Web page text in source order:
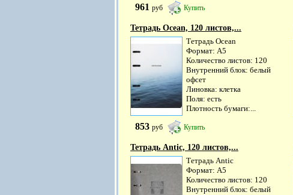
961 руб Купить
Тетрадь Ocean, 120 листов,...
Тетрадь Ocean
Формат: А5
Количество листов: 120
Внутренний блок: белый
офсет
Линовка: клетка
Поля: есть
Плотность бумаги:...
853 руб Купить
Тетрадь Antic, 120 листов,...
Тетрадь Antic
Формат: А5
Количество листов: 120
Внутренний блок: белый